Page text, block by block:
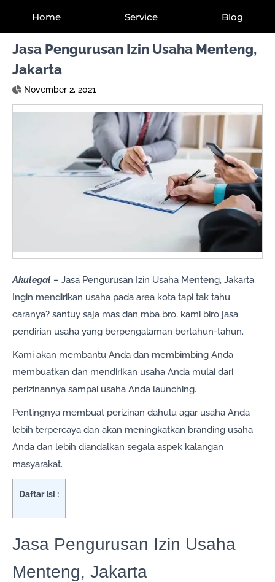
Home Service Blog
Jasa Pengurusan Izin Usaha Menteng,
Jakarta
November 2, 2021
Akulegal – Jasa Pengurusan Izin Usaha Menteng, Jakarta.
Ingin mendirikan usaha pada area kota tapi tak tahu
caranya? santuy saja mas dan mba bro, kami biro jasa
pendirian usaha yang berpengalaman bertahun-tahun.
Kami akan membantu Anda dan membimbing Anda
membuatkan dan mendirikan usaha Anda mulai dari
perizinannya sampai usaha Anda launching.
Pentingnya membuat perizinan dahulu agar usaha Anda
lebih terpercaya dan akan meningkatkan branding usaha
Anda dan lebih diandalkan segala aspek kalangan
masyarakat.
Daftar Isi :
Jasa Pengurusan Izin Usaha
Menteng, Jakarta